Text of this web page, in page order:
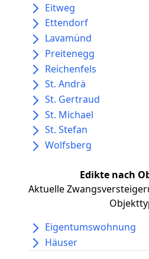
Eitweg
Ettendorf
Lavamünd
Preitenegg
Reichenfels
St. Andrä
St. Gertraud
St. Michael
St. Stefan
Wolfsberg
Edikte nach
Aktuelle
Eigentumswohnung
Häuser